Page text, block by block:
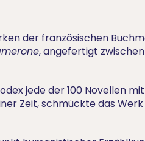
der französischen
, angefertigt zwischen
jede der 100 Novellen
Zeit, schmückte das